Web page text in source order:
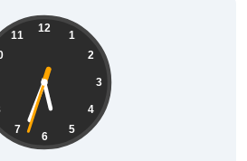
12
1
2
3
4
5
6
7
11